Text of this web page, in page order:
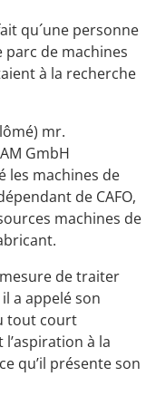
qu´une personne
de machines
à la recherche
mr.
GmbH
les machines de
de CAFO,
machines de
de traiter
a appelé son
tout court
l’aspiration à la
qu’il présente son